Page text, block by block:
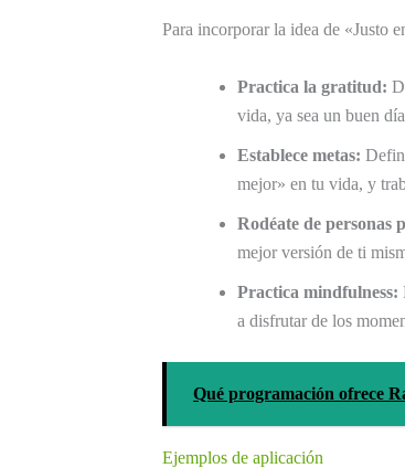
Para incorporar la idea de «Justo
Practica la gratitud:
vida, ya sea un buen
Establece metas:
mejor» en tu vida, y
Rodéate de personas
mejor versión de ti
Practica mindfulness:
a disfrutar de los
Qué programación ofrece
Ejemplos de aplicación